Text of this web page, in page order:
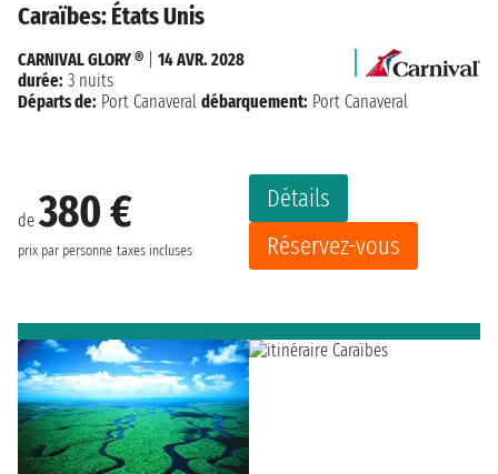
Caraïbes: États Unis
de380 €
prix par personne taxes incluses
Détails
Réservez-vous
CARNIVAL GLORY ®
14 AVR. 2028
durée: 3 nuits
Départs de: Port Canaveral débarquement: Port Canaveral